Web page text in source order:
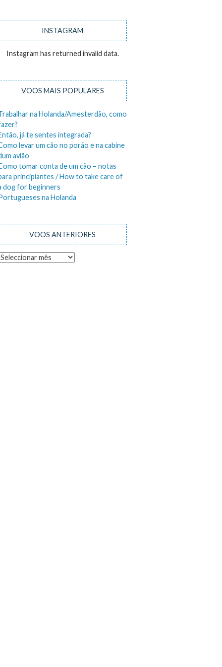
INSTAGRAM
Instagram has returned invalid data.
VOOS MAIS POPULARES
na Holanda/Amesterdão, como
já te sentes integrada?
levar um cão no porão e na cabine
avião
tomar conta de um cão – notas
principiantes / How to take care of
dog for beginners
na Holanda
VOOS ANTERIORES